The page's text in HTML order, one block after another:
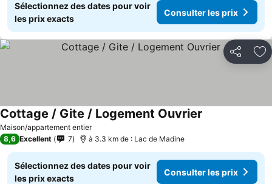
Sélectionnez des dates pour voir
les prix exacts
Consulter les prix
Partager
Maison/appartement entier
Cottage / Gite / Logement Ouvrier
8,6 Excellent 7 à 3.3 km de : Lac de Madine
Sélectionnez des dates pour voir
les prix exacts
Consulter les prix